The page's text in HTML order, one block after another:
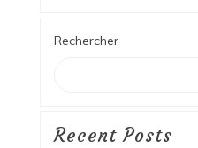
Rechercher
Recent Posts